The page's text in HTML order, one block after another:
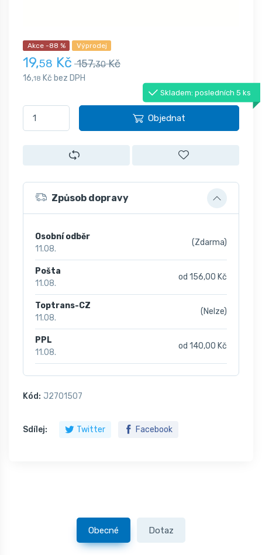
Akce -88 % Výprodej
19,58 Kč 157,30Kč
16,18 Kč bez DPH
Skladem: posledních 5 ks
Objednat
Způsob dopravy
Osobní odběr
11.08.
(Zdarma)
Pošta
11.08.
od 156,00 Kč
Toptrans-CZ
11.08.
(Nelze)
PPL
11.08.
od 140,00 Kč
Kód: J2701507
Sdílej: Twitter Facebook
Obecné Dotaz